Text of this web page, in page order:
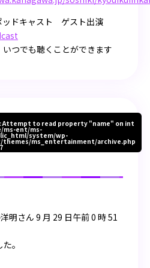
ドキャスト ゲスト出演
つでも聴くことができます
: Attempt to read property "name" on int
ms-ent/ms-
system/wp-
ms_entertainment/archive.php
明さん 9 月 29 日午前 0 時 51
。